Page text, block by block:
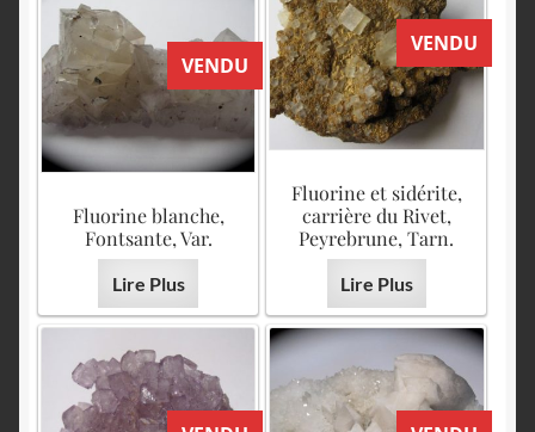
VENDU
Fluorine et sidérite,
carrière du Rivet,
Peyrebrune, Tarn.
Lire Plus
VENDU
Fluorine blanche,
Fontsante, Var.
Lire Plus